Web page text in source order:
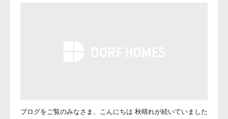
ブログをご覧のみなさま、こんにちは 秋晴れが続いていました